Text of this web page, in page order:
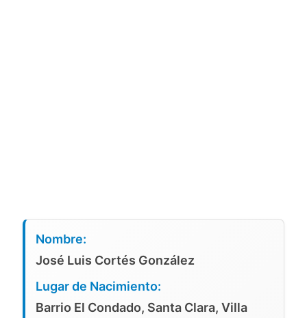
Nombre:
José Luis Cortés González
Lugar de Nacimiento:
Barrio El Condado, Santa Clara, Villa